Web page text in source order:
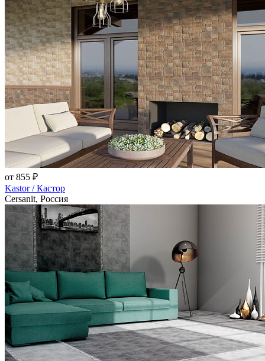
от 855 ₽
Kastor / Кастор
Cersanit, Россия